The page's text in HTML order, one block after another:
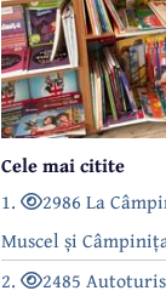
Cele mai citite
1.
2986 La
Muscel și
2.
2485